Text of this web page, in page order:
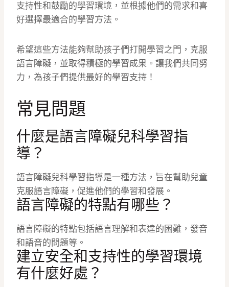
支持性和鼓勵的學習環境，並根據他們的需求和喜
好選擇最適合的學習方法。
希望這些方法能夠幫助孩子們打開學習之門，克服
語言障礙，並取得積極的學習成果。讓我們共同努
力，為孩子們提供最好的學習支持！
常見問題
什麼是語言障礙兒科學習指
導？
語言障礙兒科學習指導是一種方法，旨在幫助兒童
克服語言障礙，促進他們的學習和發展。
語言障礙的特點有哪些？
語言障礙的特點包括語言理解和表達的困難，發音
和語音的問題等。
建立安全和支持性的學習環境
有什麼好處？